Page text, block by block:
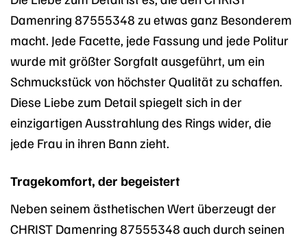
Damenring 87555348 zu etwas ganz Besonderem
macht. Jede Facette, jede Fassung und jede Politur
wurde mit größter Sorgfalt ausgeführt, um ein
Schmuckstück von höchster Qualität zu schaffen.
Diese Liebe zum Detail spiegelt sich in der
einzigartigen Ausstrahlung des Rings wider, die
jede Frau in ihren Bann zieht.
Tragekomfort, der begeistert
Neben seinem ästhetischen Wert überzeugt der
CHRIST Damenring 87555348 auch durch seinen